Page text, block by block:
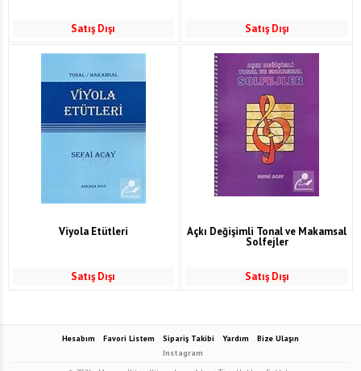
Satış Dışı Satış Dışı
Viyola Etütleri
Satış Dışı
Açkı Değişimli Tonal ve Makamsal
Solfejler
Satış Dışı
Hesabım Favori Listem Sipariş Takibi Yardım
Bize Ulaşın
Instagram